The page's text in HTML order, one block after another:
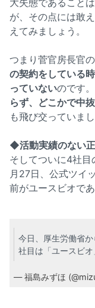
大失態であること
が、その点には敢
えてみましょう。
つまり菅官房長官
の契約をしている
っていないのです
らず、どこかで中
も飛び交っていまし
◆活動実績のない正
そしてついに4社
月27日、公式ツイ
前がユースビオで
今日、厚生労働省
社目は「ユースビオ
— 福島みずほ